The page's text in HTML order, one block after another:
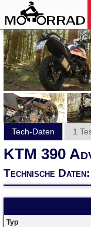
Tech-Daten 1
KTM 390
Technische Daten:
Typ